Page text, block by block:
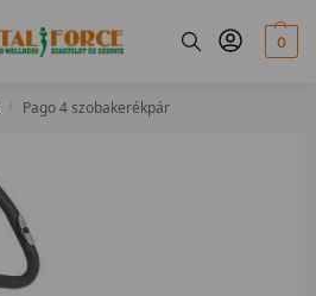
0
/ Pago 4 szobakerékpár